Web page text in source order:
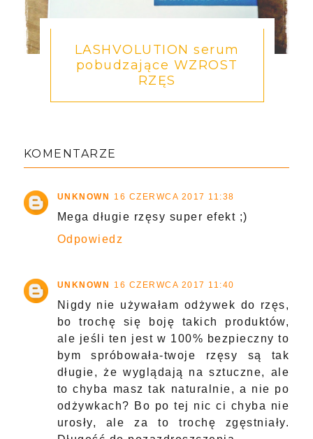
LASHVOLUTION serum
pobudzające WZROST
RZĘS
KOMENTARZE
UNKNOWN 16 CZERWCA 2017 11:38
Mega długie rzęsy super efekt ;)
Odpowiedz
UNKNOWN 16 CZERWCA 2017 11:40
Nigdy nie używałam odżywek do rzęs,
bo trochę się boję takich produktów,
ale jeśli ten jest w 100% bezpieczny to
bym spróbowała-twoje rzęsy są tak
długie, że wyglądają na sztuczne, ale
to chyba masz tak naturalnie, a nie po
odżywkach? Bo po tej nic ci chyba nie
urosły, ale za to trochę zgęstniały.